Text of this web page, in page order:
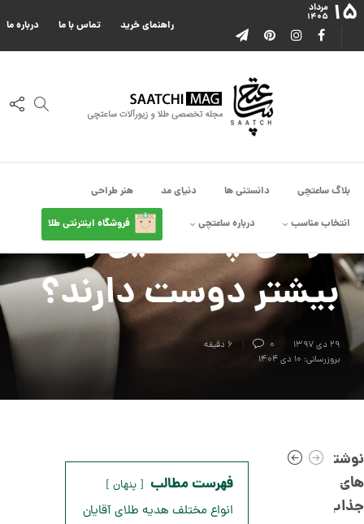
۱۵ مرداد
۱۴۰۵
درباره ما تماس با ما راهنمای خرید
بلاگ ساعتچی دانستنی ها دنیای مد هنر طراحی
انتخاب مناسب درباره ساعتچی فروشگاه اینترنتی طلا
هدیه طلا برای آقایان،
مردان چه طلایی را
بیشتر دوست دارند؟
۲۹ دی ۱۳۹۷ 0
6 دقیقه
بروزرسانی: ۱۰ دی ۱۴۰۴
فهرست مطالب پنهان
انواع مختلف هدیه طلای آقایان
نوشته
های
جذاب